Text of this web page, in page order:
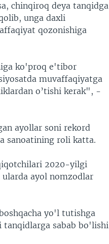
chinqiroq deya tanqidga
unga daxli
qozonishiga
ko'proq e'tibor
muvaffaqiyatga
o’tishi kerak", -
ayollar soni rekord
sanoatining roli katta.
2020-yilgi
ayol nomzodlar
yo'l tutishga
tanqidlarga sabab bo'lishi